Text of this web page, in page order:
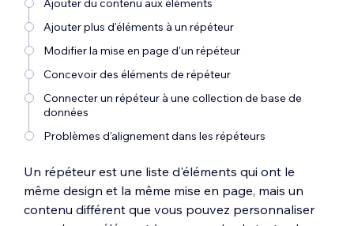
Ajouter du contenu aux éléments
Ajouter plus d'éléments à un répéteur
Modifier la mise en page d'un répéteur
Concevoir des éléments de répéteur
Connecter un répéteur à une collection de base de
données
Problèmes d'alignement dans les répéteurs
Un répéteur est une liste d'éléments qui ont le
même design et la même mise en page, mais un
contenu différent que vous pouvez personnaliser